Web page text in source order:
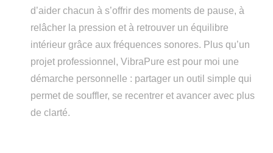
d’aider chacun à s’offrir des moments de pause, à
relâcher la pression et à retrouver un équilibre
intérieur grâce aux fréquences sonores. Plus qu’un
projet professionnel, VibraPure est pour moi une
démarche personnelle : partager un outil simple qui
permet de souffler, se recentrer et avancer avec plus
de clarté.